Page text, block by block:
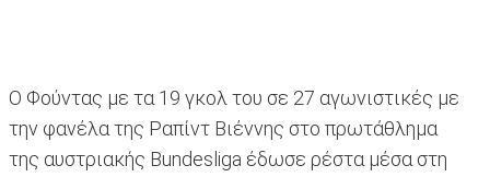
Ο Φούντας με τα 19 γκολ του σε 27 αγωνιστικές με
την φανέλα της Ραπίντ Βιέννης στο πρωτάθλημα
της αυστριακής Bundesliga έδωσε ρέστα μέσα στη